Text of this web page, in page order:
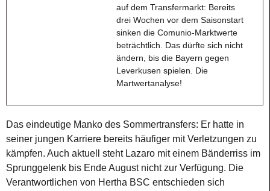
auf dem Transfermarkt: Bereits
drei Wochen vor dem Saisonstart
sinken die Comunio-Marktwerte
beträchtlich. Das dürfte sich nicht
ändern, bis die Bayern gegen
Leverkusen spielen. Die
Martwertanalyse!
Das eindeutige Manko des Sommertransfers: Er hatte in
seiner jungen Karriere bereits häufiger mit Verletzungen zu
kämpfen. Auch aktuell steht Lazaro mit einem Bänderriss im
Sprunggelenk bis Ende August nicht zur Verfügung. Die
Verantwortlichen von Hertha BSC entschieden sich